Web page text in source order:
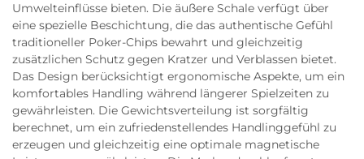
Umwelteinflüsse bieten. Die äußere Schale verfügt über
eine spezielle Beschichtung, die das authentische Gefühl
traditioneller Poker-Chips bewahrt und gleichzeitig
zusätzlichen Schutz gegen Kratzer und Verblassen bietet.
Das Design berücksichtigt ergonomische Aspekte, um ein
komfortables Handling während längerer Spielzeiten zu
gewährleisten. Die Gewichtsverteilung ist sorgfältig
berechnet, um ein zufriedenstellendes Handlinggefühl zu
erzeugen und gleichzeitig eine optimale magnetische